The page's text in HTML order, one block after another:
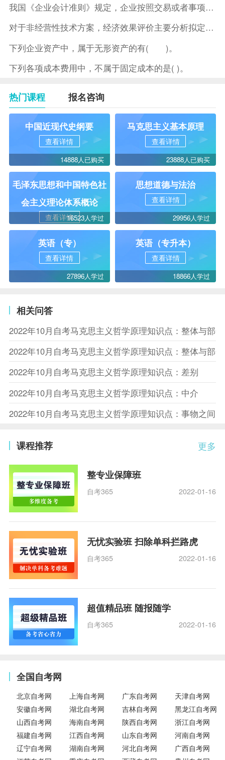
我国《企业会计准则》规定，企业按照交易或者事项的经济特征确定
对于非经营性技术方案，经济效果评价主要分析拟定方案的( )。
下列企业资产中，属于无形资产的有( )。
下列各项成本费用中，不属于固定成本的是( )。
热门课程 报名咨询
中国近现代史纲要
查看详情
14888人已购买
马克思主义基本原理
查看详情
23888人已购买
毛泽东思想和中国特色社
会主义理论体系概论
查看详情16523人学过
思想道德与法治
查看详情
29956人学过
英语（专）
查看详情
27896人学过
英语（专升本）
查看详情
18866人学过
相关问答
2022年10月自考马克思主义哲学原理知识点：整体与部
2022年10月自考马克思主义哲学原理知识点：整体与部
2022年10月自考马克思主义哲学原理知识点：差别
2022年10月自考马克思主义哲学原理知识点：中介
2022年10月自考马克思主义哲学原理知识点：事物之间
更多
课程推荐
整专业保障班
自考365 2022-01-16
无忧实验班 扫除单科拦路虎
自考365 2022-01-16
超值精品班 随报随学
自考365 2022-01-16
全国自考网
北京自考网 上海自考网 广东自考网
天津自考网
安徽自考网
湖北自考网 吉林自考网
黑龙江自考网
山西自考网
海南自考网 陕西自考网
浙江自考网
福建自考网
江西自考网 山东自考网
河南自考网
辽宁自考网
湖南自考网 河北自考网
广西自考网